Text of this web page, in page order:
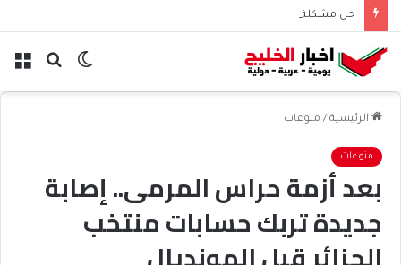
بحث الوضع
الرئيسية / منوعات
منوعات
بعد أزمة حراس المرمى.. إصابة
جديدة تربك حسابات منتخب